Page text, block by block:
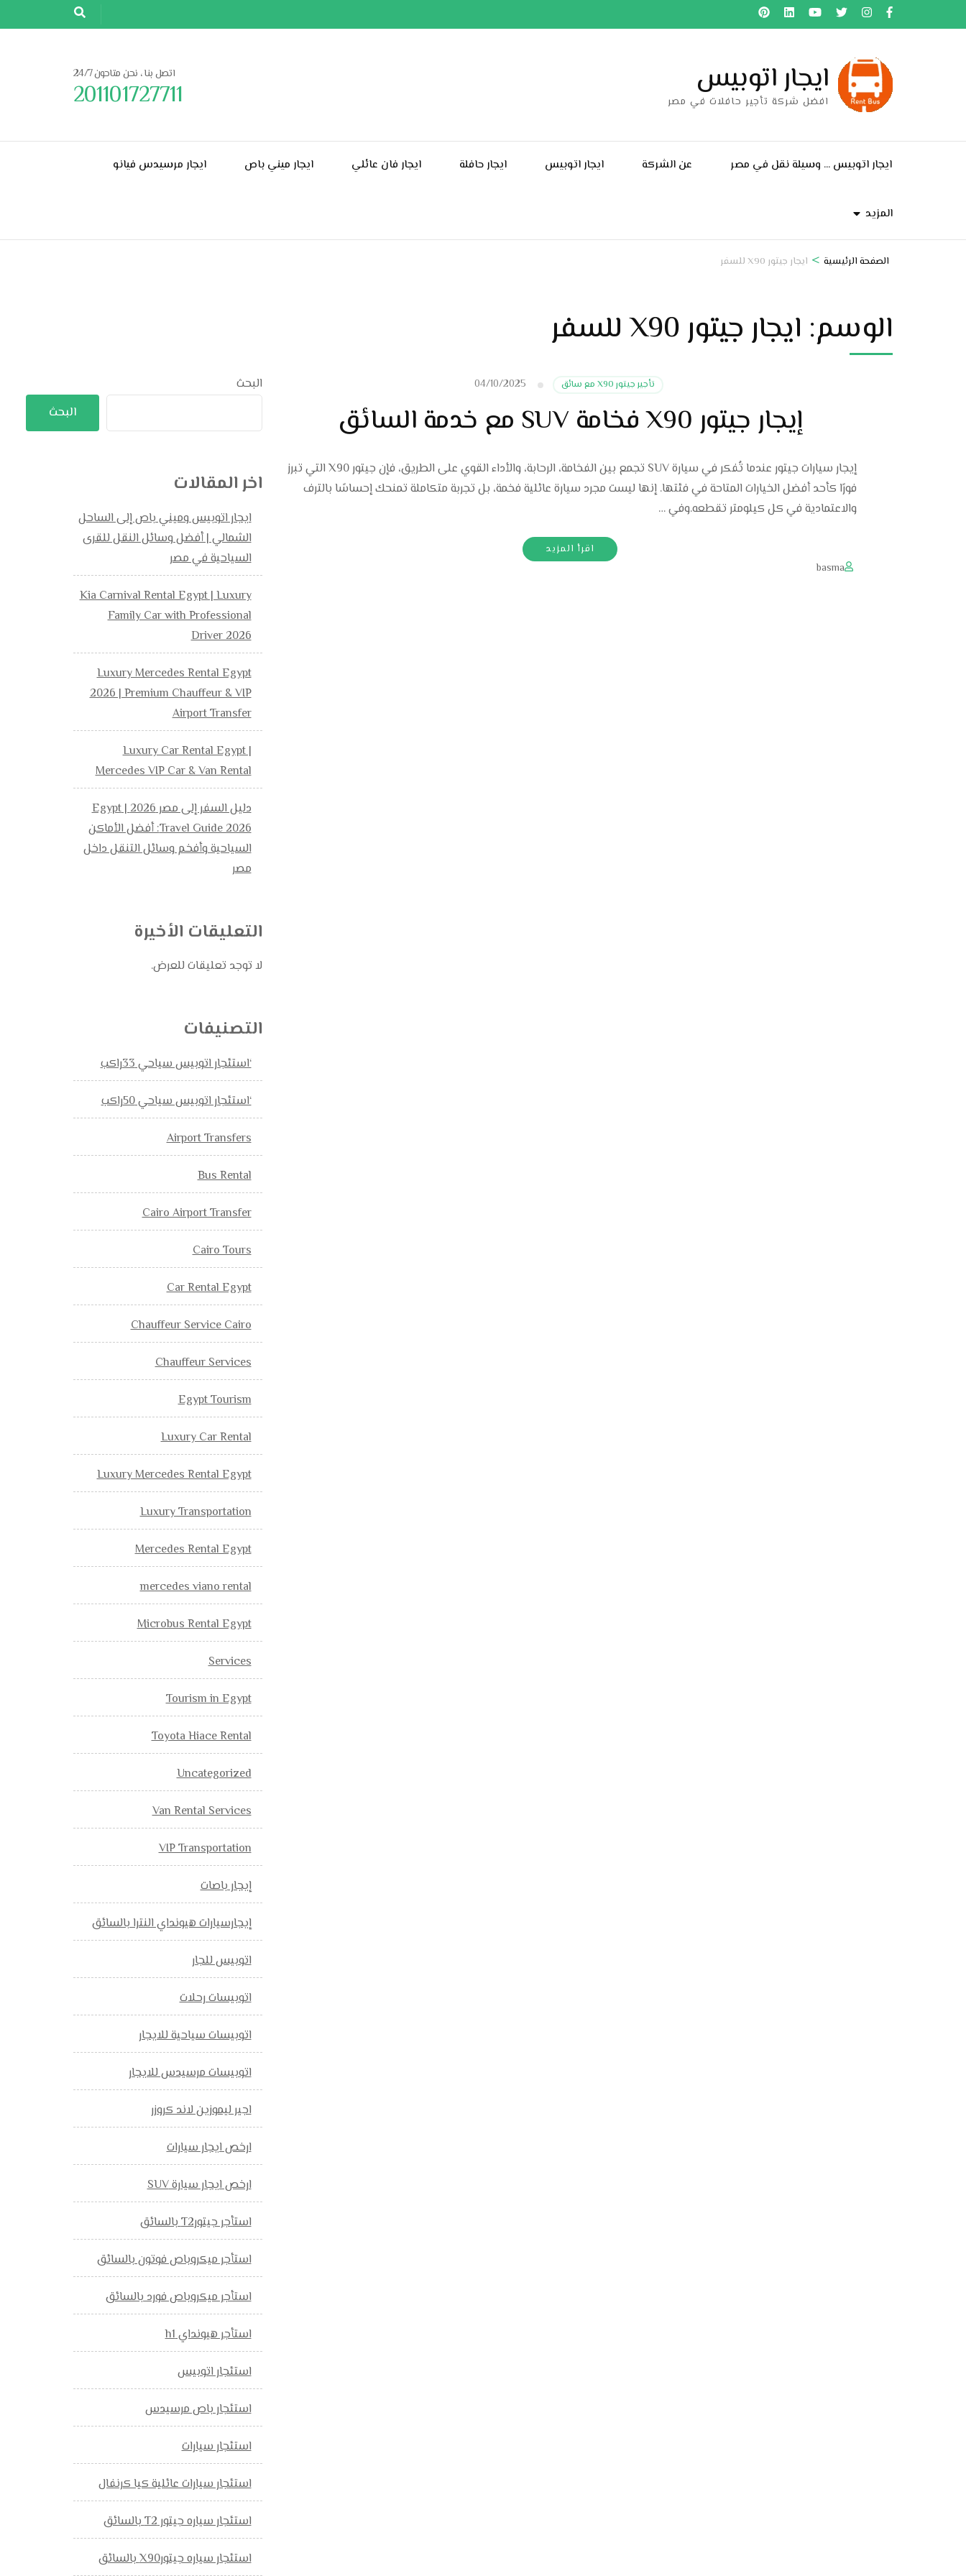
إلى
ايجار اتوبيس
افضل شركة تأجير حافلات في مصر
اتصل بنا ، نحن متاحون 24/7
201101727711
ايجار اتوبيس … وسيلة نقل في مصر عن الشركة ايجار اتوبيس ايجار حافلة ايجار فان عائلي ايجار ميني باص ايجار مرسيدس فيانو
المزيد
الصفحة الرئيسية > ايجار جيتور X90 للسفر
الوسم: ايجار جيتور X90 للسفر
تأجير جيتور X90 مع سائق 04/10/2025
إيجار جيتور X90 فخامة SUV مع خدمة السائق
إيجار سيارات جيتور عندما تُفكر في سيارة SUV تجمع بين الفخامة، الرحابة، والأداء القوي على الطريق، فإن جيتور X90 التي تبرز
فورًا كأحد أفضل الخيارات المتاحة في فئتها. إنها ليست مجرد سيارة عائلية فخمة، بل تجربة متكاملة تمنحك إحساسًا بالترف
والاعتمادية في كل كيلومتر تقطعه.وفي …
اقرأ المزيد
basma
البحث
البحث
اخر المقالات
ايجار اتوبيس وميني باص إلى الساحل
الشمالي | أفضل وسائل النقل للقرى
السياحية في مصر
Kia Carnival Rental Egypt | Luxury
Family Car with Professional
Driver 2026
Luxury Mercedes Rental Egypt
2026 | Premium Chauffeur & VIP
Airport Transfer
Luxury Car Rental Egypt |
Mercedes VIP Car & Van Rental
دليل السفر إلى مصر 2026 | Egypt
Travel Guide 2026: أفضل الأماكن
السياحية وأفخم وسائل التنقل داخل
مصر
التعليقات الأخيرة
لا توجد تعليقات للعرض.
التصنيفات
‘استئجار اتوبيس سياحي 33راكب
‘استئجار اتوبيس سياحي 50راكب
Airport Transfers
Bus Rental
Cairo Airport Transfer
Cairo Tours
Car Rental Egypt
Chauffeur Service Cairo
Chauffeur Services
Egypt Tourism
Luxury Car Rental
Luxury Mercedes Rental Egypt
Luxury Transportation
Mercedes Rental Egypt
mercedes viano rental
Microbus Rental Egypt
Services
Tourism in Egypt
Toyota Hiace Rental
Uncategorized
Van Rental Services
VIP Transportation
إيجار باصات
إيجارسيارات هيونداي النترا بالسائق
اتوبيس للجار
اتوبيسات رحلات
اتوبيسات سياحية للايجار
اتوبيسات مرسيدس للايجار
اجير ليموزين لاند كروزر
ارخص ايجار سيارات
ارخص ايجار سيارة SUV
استأجر جيتورT2 بالسائق
استأجر ميكروباص فوتون بالسائق
استأجر ميكروباص فورد بالسائق
استأجر هيونداي h1
استئجار اتوبيس
استئجار باص مرسيدس
استئجار سيارات
استئجار سيارات عائلية كيا كرنفال
استئجار سياره جيتور T2 بالسائق
استئجار سياره جيتورX90 بالسائق